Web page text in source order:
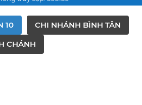
10
CHI NHÁNH BÌNH TÂN
CHÁNH